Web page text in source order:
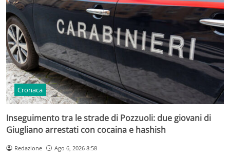
Cronaca
Inseguimento tra le strade di Pozzuoli: due giovani di
Giugliano arrestati con cocaina e hashish
Redazione Ago 6, 2026 8:58